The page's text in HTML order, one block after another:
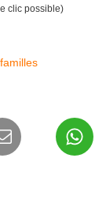
clic possible)